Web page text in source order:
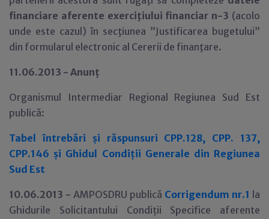
financiare aferente exerciţiului financiar n-3 (acolo
unde este cazul) în secţiunea ”Justificarea bugetului”
din formularul electronic al Cererii de finanţare.
11.06.2013 - Anunţ
Organismul Intermediar Regional Regiunea Sud Est
publică:
Tabel întrebări şi răspunsuri CPP.128, CPP. 137,
CPP.146 şi Ghidul Condiţii Generale din Regiunea
Sud Est
10.06.2013 - AMPOSDRU publică Corrigendum nr.1 la
Ghidurile Solicitantului Condiţii Specifice aferente